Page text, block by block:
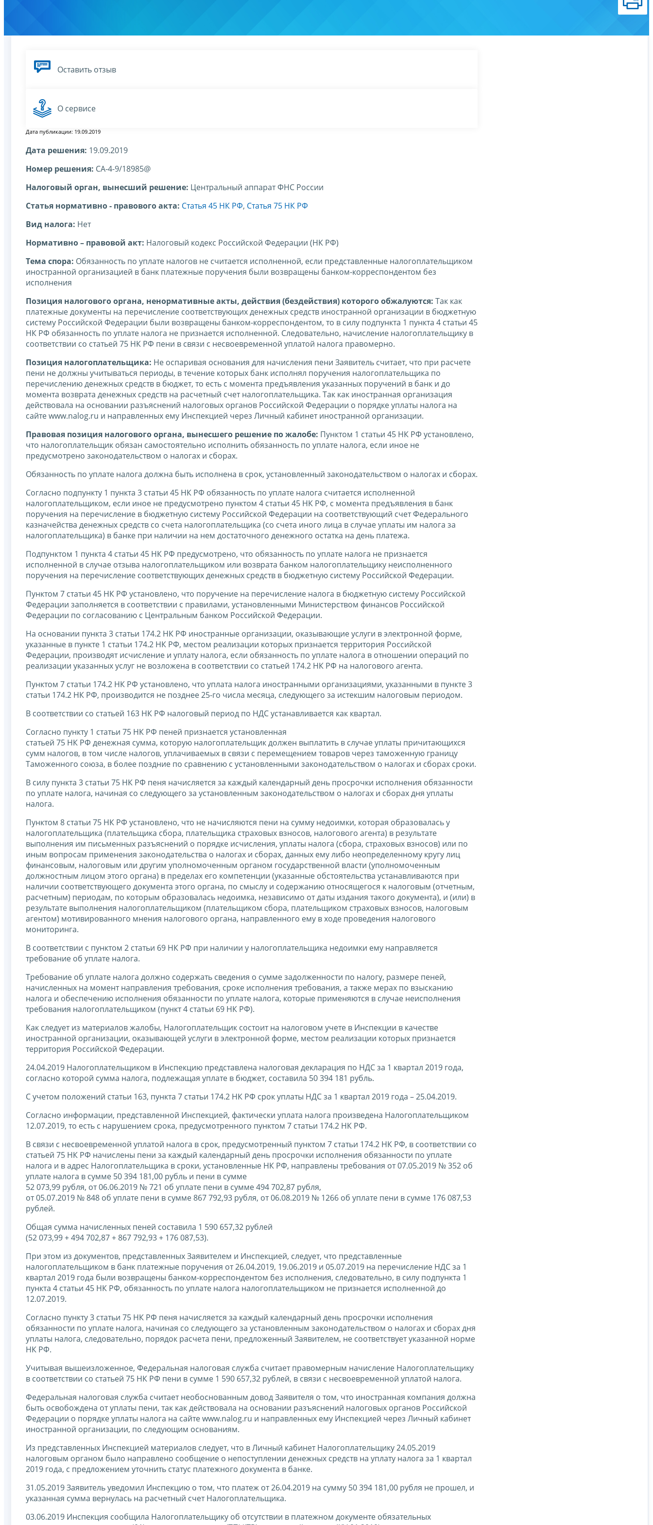
Оставить отзыв
О сервисе
Дата публикации: 19.09.2019
Дата решения: 19.09.2019
Номер решения: СА-4-9/18985@
Налоговый орган, вынесший решение: Центральный аппарат ФНС России
Статья нормативно - правового акта: Статья 45 НК РФ, Статья 75 НК РФ
Вид налога: Нет
Нормативно – правовой акт: Налоговый кодекс Российской Федерации (НК РФ)
Тема спора: Обязанность по уплате налогов не считается исполненной, если представленные налогоплательщиком
иностранной организацией в банк платежные поручения были возвращены банком-корреспондентом без
исполнения
Позиция налогового органа, ненормативные акты, действия (бездействия) которого обжалуются: Так как
платежные документы на перечисление соответствующих денежных средств иностранной организации в бюджетную
систему Российской Федерации были возвращены банком-корреспондентом, то в силу подпункта 1 пункта 4 статьи 45
НК РФ обязанность по уплате налога не признается исполненной. Следовательно, начисление налогоплательщику в
соответствии со статьей 75 НК РФ пени в связи с несвоевременной уплатой налога правомерно.
Позиция налогоплательщика: Не оспаривая основания для начисления пени Заявитель считает, что при расчете
пени не должны учитываться периоды, в течение которых банк исполнял поручения налогоплательщика по
перечислению денежных средств в бюджет, то есть с момента предъявления указанных поручений в банк и до
момента возврата денежных средств на расчетный счет налогоплательщика. Так как иностранная организация
действовала на основании разъяснений налоговых органов Российской Федерации о порядке уплаты налога на
сайте www.nalog.ru и направленных ему Инспекцией через Личный кабинет иностранной организации.
Правовая позиция налогового органа, вынесшего решение по жалобе: Пунктом 1 статьи 45 НК РФ установлено,
что налогоплательщик обязан самостоятельно исполнить обязанность по уплате налога, если иное не
предусмотрено законодательством о налогах и сборах.
Обязанность по уплате налога должна быть исполнена в срок, установленный законодательством о налогах и сборах.
Согласно подпункту 1 пункта 3 статьи 45 НК РФ обязанность по уплате налога считается исполненной
налогоплательщиком, если иное не предусмотрено пунктом 4 статьи 45 НК РФ, с момента предъявления в банк
поручения на перечисление в бюджетную систему Российской Федерации на соответствующий счет Федерального
казначейства денежных средств со счета налогоплательщика (со счета иного лица в случае уплаты им налога за
налогоплательщика) в банке при наличии на нем достаточного денежного остатка на день платежа.
Подпунктом 1 пункта 4 статьи 45 НК РФ предусмотрено, что обязанность по уплате налога не признается
исполненной в случае отзыва налогоплательщиком или возврата банком налогоплательщику неисполненного
поручения на перечисление соответствующих денежных средств в бюджетную систему Российской Федерации.
Пунктом 7 статьи 45 НК РФ установлено, что поручение на перечисление налога в бюджетную систему Российской
Федерации заполняется в соответствии с правилами, установленными Министерством финансов Российской
Федерации по согласованию с Центральным банком Российской Федерации.
На основании пункта 3 статьи 174.2 НК РФ иностранные организации, оказывающие услуги в электронной форме,
указанные в пункте 1 статьи 174.2 НК РФ, местом реализации которых признается территория Российской
Федерации, производят исчисление и уплату налога, если обязанность по уплате налога в отношении операций по
реализации указанных услуг не возложена в соответствии со статьей 174.2 НК РФ на налогового агента.
Пунктом 7 статьи 174.2 НК РФ установлено, что уплата налога иностранными организациями, указанными в пункте 3
статьи 174.2 НК РФ, производится не позднее 25-го числа месяца, следующего за истекшим налоговым периодом.
В соответствии со статьей 163 НК РФ налоговый период по НДС устанавливается как квартал.
Согласно пункту 1 статьи 75 НК РФ пеней признается установленная
статьей 75 НК РФ денежная сумма, которую налогоплательщик должен выплатить в случае уплаты причитающихся
сумм налогов, в том числе налогов, уплачиваемых в связи с перемещением товаров через таможенную границу
Таможенного союза, в более поздние по сравнению с установленными законодательством о налогах и сборах сроки.
В силу пункта 3 статьи 75 НК РФ пеня начисляется за каждый календарный день просрочки исполнения обязанности
по уплате налога, начиная со следующего за установленным законодательством о налогах и сборах дня уплаты
налога.
Пунктом 8 статьи 75 НК РФ установлено, что не начисляются пени на сумму недоимки, которая образовалась у
налогоплательщика (плательщика сбора, плательщика страховых взносов, налогового агента) в результате
выполнения им письменных разъяснений о порядке исчисления, уплаты налога (сбора, страховых взносов) или по
иным вопросам применения законодательства о налогах и сборах, данных ему либо неопределенному кругу лиц
финансовым, налоговым или другим уполномоченным органом государственной власти (уполномоченным
должностным лицом этого органа) в пределах его компетенции (указанные обстоятельства устанавливаются при
наличии соответствующего документа этого органа, по смыслу и содержанию относящегося к налоговым (отчетным,
расчетным) периодам, по которым образовалась недоимка, независимо от даты издания такого документа), и (или) в
результате выполнения налогоплательщиком (плательщиком сбора, плательщиком страховых взносов, налоговым
агентом) мотивированного мнения налогового органа, направленного ему в ходе проведения налогового
мониторинга.
В соответствии с пунктом 2 статьи 69 НК РФ при наличии у налогоплательщика недоимки ему направляется
требование об уплате налога.
Требование об уплате налога должно содержать сведения о сумме задолженности по налогу, размере пеней,
начисленных на момент направления требования, сроке исполнения требования, а также мерах по взысканию
налога и обеспечению исполнения обязанности по уплате налога, которые применяются в случае неисполнения
требования налогоплательщиком (пункт 4 статьи 69 НК РФ).
Как следует из материалов жалобы, Налогоплательщик состоит на налоговом учете в Инспекции в качестве
иностранной организации, оказывающей услуги в электронной форме, местом реализации которых признается
территория Российской Федерации.
24.04.2019 Налогоплательщиком в Инспекцию представлена налоговая декларация по НДС за 1 квартал 2019 года,
согласно которой сумма налога, подлежащая уплате в бюджет, составила 50 394 181 рубль.
С учетом положений статьи 163, пункта 7 статьи 174.2 НК РФ срок уплаты НДС за 1 квартал 2019 года – 25.04.2019.
Согласно информации, представленной Инспекцией, фактически уплата налога произведена Налогоплательщиком
12.07.2019, то есть с нарушением срока, предусмотренного пунктом 7 статьи 174.2 НК РФ.
В связи с несвоевременной уплатой налога в срок, предусмотренный пунктом 7 статьи 174.2 НК РФ, в соответствии со
статьей 75 НК РФ начислены пени за каждый календарный день просрочки исполнения обязанности по уплате
налога и в адрес Налогоплательщика в сроки, установленные НК РФ, направлены требования от 07.05.2019 № 352 об
уплате налога в сумме 50 394 181,00 рубль и пени в сумме
52 073,99 рубля, от 06.06.2019 № 721 об уплате пени в сумме 494 702,87 рубля,
от 05.07.2019 № 848 об уплате пени в сумме 867 792,93 рубля, от 06.08.2019 № 1266 об уплате пени в сумме 176 087,53
рублей.
Общая сумма начисленных пеней составила 1 590 657,32 рублей
(52 073,99 + 494 702,87 + 867 792,93 + 176 087,53).
При этом из документов, представленных Заявителем и Инспекцией, следует, что представленные
налогоплательщиком в банк платежные поручения от 26.04.2019, 19.06.2019 и 05.07.2019 на перечисление НДС за 1
квартал 2019 года были возвращены банком-корреспондентом без исполнения, следовательно, в силу подпункта 1
пункта 4 статьи 45 НК РФ, обязанность по уплате налога налогоплательщиком не признается исполненной до
12.07.2019.
Согласно пункту 3 статьи 75 НК РФ пеня начисляется за каждый календарный день просрочки исполнения
обязанности по уплате налога, начиная со следующего за установленным законодательством о налогах и сборах дня
уплаты налога, следовательно, порядок расчета пени, предложенный Заявителем, не соответствует указанной норме
НК РФ.
Учитывая вышеизложенное, Федеральная налоговая служба считает правомерным начисление Налогоплательщику
в соответствии со статьей 75 НК РФ пени в сумме 1 590 657,32 рублей, в связи с несвоевременной уплатой налога.
Федеральная налоговая служба считает необоснованным довод Заявителя о том, что иностранная компания должна
быть освобождена от уплаты пени, так как действовала на основании разъяснений налоговых органов Российской
Федерации о порядке уплаты налога на сайте www.nalog.ru и направленных ему Инспекцией через Личный кабинет
иностранной организации, по следующим основаниям.
Из представленных Инспекцией материалов следует, что в Личный кабинет Налогоплательщику 24.05.2019
налоговым органом было направлено сообщение о непоступлении денежных средств на уплату налога за 1 квартал
2019 года, с предложением уточнить статус платежного документа в банке.
31.05.2019 Заявитель уведомил Инспекцию о том, что платеж от 26.04.2019 на сумму 50 394 181,00 рубля не прошел, и
указанная сумма вернулась на расчетный счет Налогоплательщика.
03.06.2019 Инспекция сообщила Налогоплательщику об отсутствии в платежном документе обязательных